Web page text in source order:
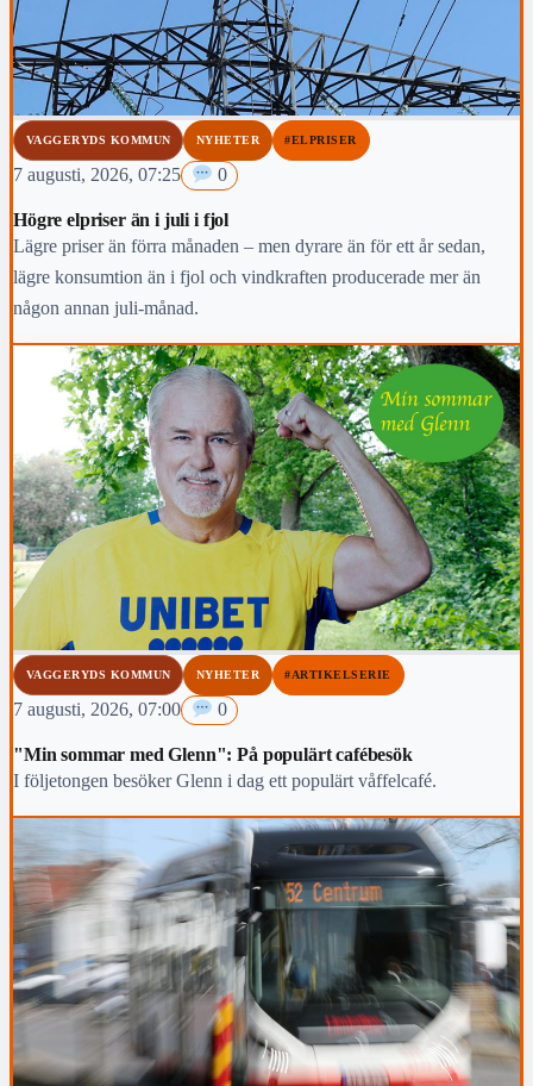
VAGGERYDS KOMMUN NYHETER #ELPRISER
7 augusti, 2026, 07:25 0
Högre elpriser än i juli i fjol
Lägre priser än förra månaden – men dyrare än för ett år sedan,
lägre konsumtion än i fjol och vindkraften producerade mer än
någon annan juli-månad.
VAGGERYDS KOMMUN NYHETER #ARTIKELSERIE
7 augusti, 2026, 07:00 0
"Min sommar med Glenn": På populärt cafébesök
I följetongen besöker Glenn i dag ett populärt våffelcafé.